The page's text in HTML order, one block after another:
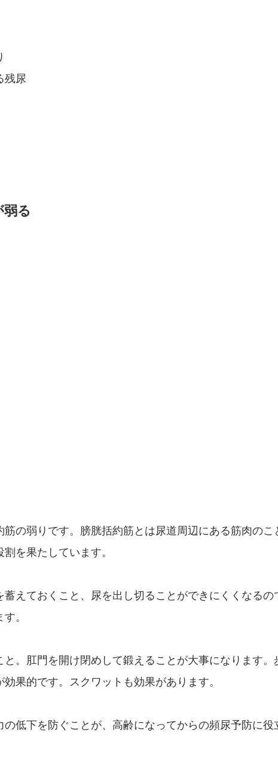
残尿
る
の弱りです。膀胱括約筋とは尿道周辺にある筋肉のこ
を果たしています。
えておくこと、尿を出し切ることができにくくなるの
。
。肛門を開け閉めして鍛えることが大事になります。
果的です。スクワットも効果があります。
低下を防ぐことが、高齢になってからの頻尿予防に役